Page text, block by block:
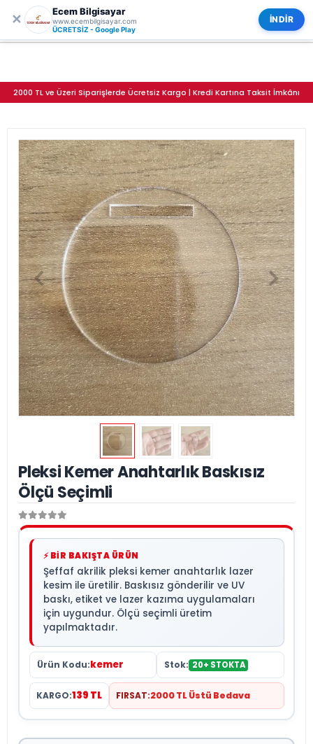
✕
Ecem Bilgisayar
www.ecembilgisayar.com
ÜCRETSİZ - Google Play
İNDİR
2000 TL ve Üzeri Siparişlerde Ücretsiz Kargo | Kredi Kartına Taksit İmkânı
0
Pleksi Kemer Anahtarlık Baskısız
Ölçü Seçimli
⚡ BİR BAKIŞTA ÜRÜN
Şeffaf akrilik pleksi kemer anahtarlık lazer
kesim ile üretilir. Baskısız gönderilir ve UV
baskı, etiket ve lazer kazıma uygulamaları
için uygundur. Ölçü seçimli üretim
yapılmaktadır.
Ürün Kodu:kemer Stok: 20+ STOKTA
KARGO:139 TL FIRSAT:2000 TL Üstü Bedava
ECEM BİLGİSAYAR
Kategoriler